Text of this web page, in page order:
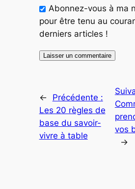
Abonnez-vous à ma
pour être tenu au
derniers articles !
←
Précédente :
Les 20 règles de
base du savoir-
vivre à table
vos
→